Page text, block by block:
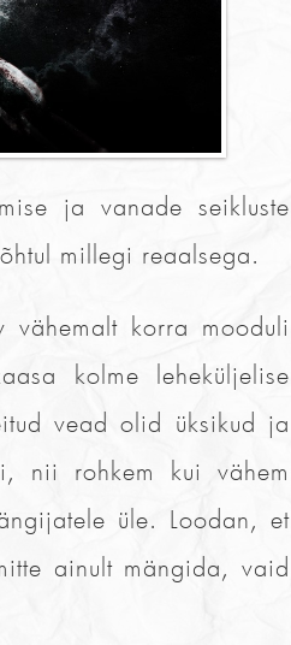
ja vanade seikluste
millegi reaalsega.
korra mooduli
kolme leheküljelise
vead olid üksikud ja
nii rohkem kui vähem
üle. Loodan, et
ainult mängida, vaid